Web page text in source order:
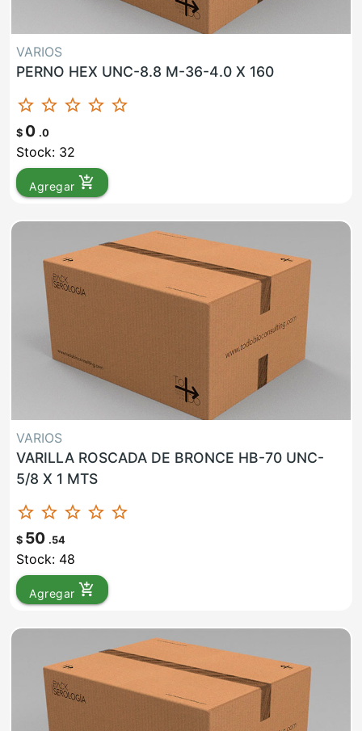
VARIOS
PERNO HEX UNC-8.8 M-36-4.0 X 160
star_border star_border star_border star_border star_border
$ 0 .0
Stock: 32
Agregar add_shopping_cart
VARIOS
VARILLA ROSCADA DE BRONCE HB-70 UNC-
5/8 X 1 MTS
star_border star_border star_border star_border star_border
$ 50 .54
Stock: 48
Agregar add_shopping_cart